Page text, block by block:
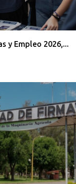
y Empleo 2026,...